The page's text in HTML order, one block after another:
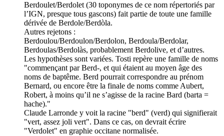
Berdoulet/Berdolet (30 toponymes de ce nom répertoriés par
l’IGN, presque tous gascons) fait partie de toute une famille
dérivée de Berdole/Berdòla.
Autres rejetons :
Berdoulou/Berdoulon/Berdolon, Berdoula/Berdolar,
Berdoulas/Berdolàs, probablement Berdolive, et d’autres.
Les hypothèses sont variées. Tosti repère une famille de noms
"commençant par Berd-, et qui étaient au moyen âge des
noms de baptême. Berd pourrait correspondre au prénom
Bernard, ou encore être la finale de noms comme Aubert,
Robert, à moins qu’il ne s’agisse de la racine Bard (barta =
hache)."
Claude Larronde y voit la racine "berd" (verd) qui signifierait
"vert, assez joli vert". Dans ce cas, on devrait écrire
"Verdolet" en graphie occitane normalisée.